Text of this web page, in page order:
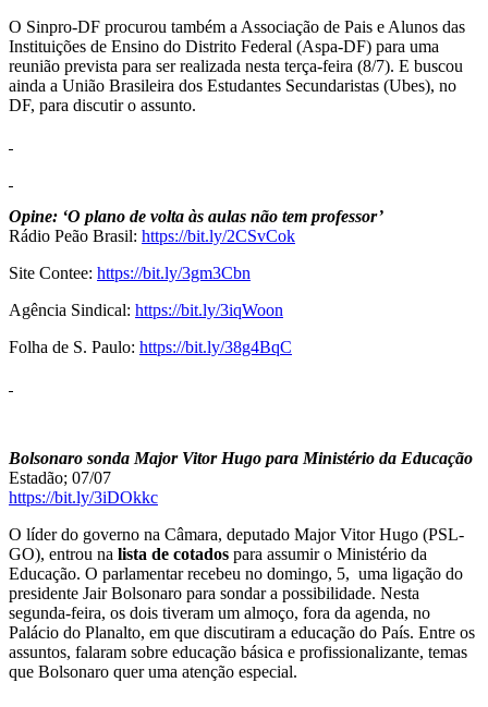
O Sinpro-DF procurou também a Associação de Pais e Alunos das
Instituições de Ensino do Distrito Federal (Aspa-DF) para uma
reunião prevista para ser realizada nesta terça-feira (8/7). E buscou
ainda a União Brasileira dos Estudantes Secundaristas (Ubes), no
DF, para discutir o assunto.
Opine: ‘O plano de volta às aulas não tem professor’
Rádio Peão Brasil: https://bit.ly/2CSvCok
Site Contee: https://bit.ly/3gm3Cbn
Agência Sindical: https://bit.ly/3iqWoon
Folha de S. Paulo: https://bit.ly/38g4BqC
Bolsonaro sonda Major Vitor Hugo para Ministério da Educação
Estadão; 07/07
https://bit.ly/3iDOkkc
O líder do governo na Câmara, deputado Major Vitor Hugo (PSL-
GO), entrou na lista de cotados para assumir o Ministério da
Educação. O parlamentar recebeu no domingo, 5, uma ligação do
presidente Jair Bolsonaro para sondar a possibilidade. Nesta
segunda-feira, os dois tiveram um almoço, fora da agenda, no
Palácio do Planalto, em que discutiram a educação do País. Entre os
assuntos, falaram sobre educação básica e profissionalizante, temas
que Bolsonaro quer uma atenção especial.